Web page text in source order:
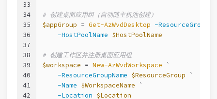
33
34
35
36
37
38
39
40
41
42
# 创建桌面应用组（自动随主机池创建）
$appGroup = Get-AzWvdDesktop -
-HostPoolName $HostPoolName
# 创建工作区并注册桌面应用组
$workspace = New-AzWvdWorkspace `
-ResourceGroupName $ResourceGroup `
-Name $WorkspaceName `
-Location $Location